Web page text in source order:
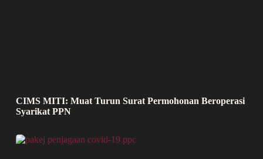
CIMS MITI: Muat Turun Surat Permohonan Beroperasi
Syarikat PPN